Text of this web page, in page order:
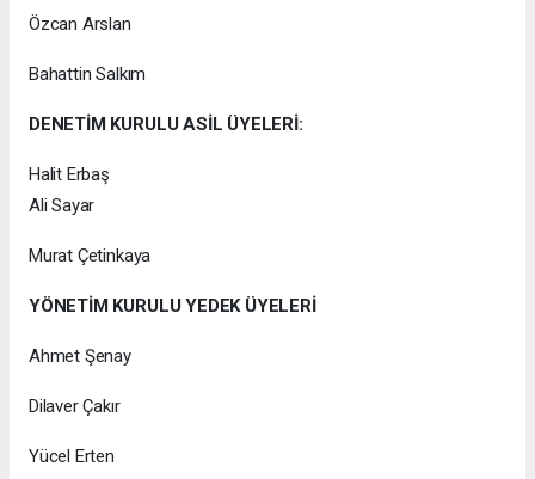
Özcan Arslan
Bahattin Salkım
DENETİM KURULU ASİL ÜYELERİ:
Halit Erbaş
Ali Sayar
Murat Çetinkaya
YÖNETİM KURULU YEDEK ÜYELERİ
Ahmet Şenay
Dilaver Çakır
Yücel Erten